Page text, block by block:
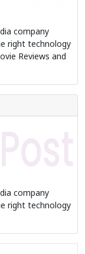
company
right technology
Reviews and
company
right technology